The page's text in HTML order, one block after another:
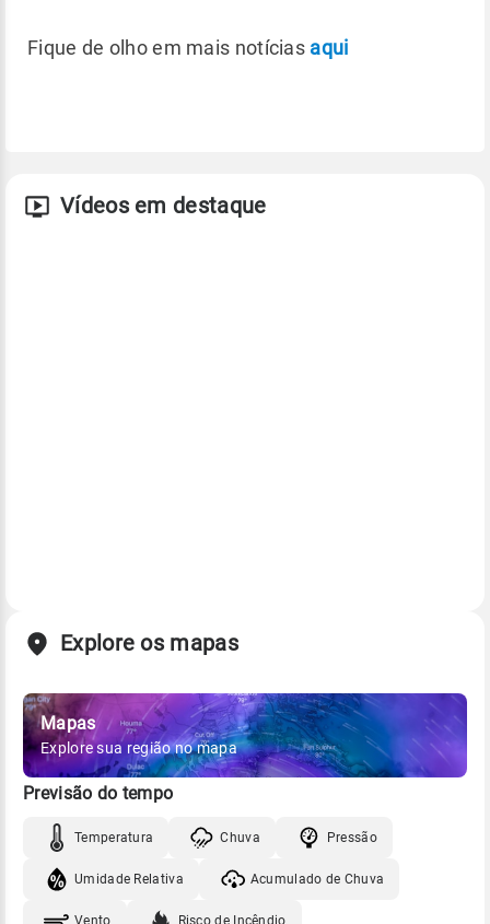
Fique de olho em mais notícias aqui
Vídeos em destaque
Explore os mapas
Mapas
Explore sua região no mapa
Previsão do tempo
Temperatura Chuva Pressão
Umidade Relativa Acumulado de Chuva
Vento Risco de Incêndio